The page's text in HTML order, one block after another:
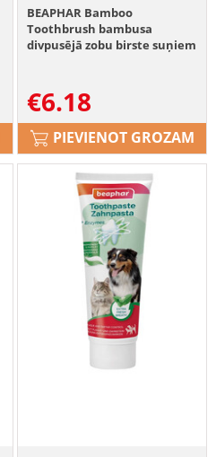
BEAPHAR Bamboo
Toothbrush bambusa
divpusējā zobu birste suņiem
€6.18
PIEVIENOT GROZAM